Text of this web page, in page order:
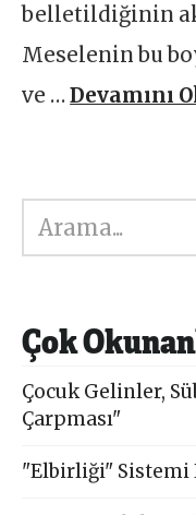
belletildiğinin
Meselenin bu
ve …Devamını
Ara
Çok
Çocuk Gelinler,
Çarpması"
"Elbirliği" Sistemi